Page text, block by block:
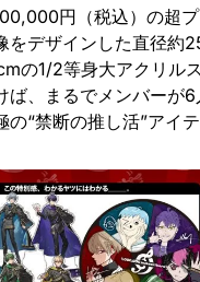
円（税込）の超
をデザインした直径約
の1/2等身大アクリル
ば、まるでメンバーが
“禁断の推し活”アイテ